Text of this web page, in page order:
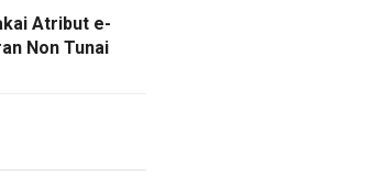
Atribut e-
Non Tunai